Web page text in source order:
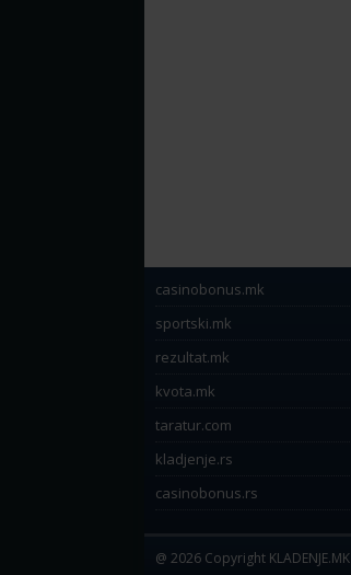
casinobonus.mk
sportski.mk
rezultat.mk
kvota.mk
taratur.com
kladjenje.rs
casinobonus.rs
@ 2026 Copyright KLADENJE.MK